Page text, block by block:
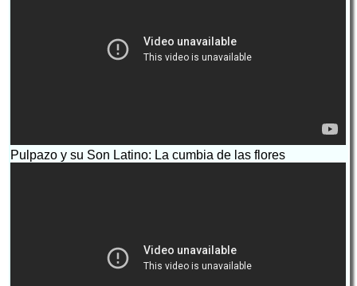
Pulpazo y su Son Latino: La cumbia de las flores